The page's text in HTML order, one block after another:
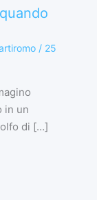
/ 25
in un
di […]